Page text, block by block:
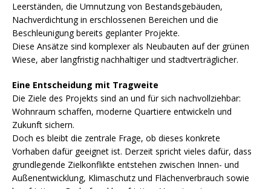
Leerständen, die Umnutzung von Bestandsgebäuden,
Nachverdichtung in erschlossenen Bereichen und die
Beschleunigung bereits geplanter Projekte.
Diese Ansätze sind komplexer als Neubauten auf der grünen
Wiese, aber langfristig nachhaltiger und stadtverträglicher.
Eine Entscheidung mit Tragweite
Die Ziele des Projekts sind an und für sich nachvollziehbar:
Wohnraum schaffen, moderne Quartiere entwickeln und
Zukunft sichern.
Doch es bleibt die zentrale Frage, ob dieses konkrete
Vorhaben dafür geeignet ist. Derzeit spricht vieles dafür, dass
grundlegende Zielkonflikte entstehen zwischen Innen- und
Außenentwicklung, Klimaschutz und Flächenverbrauch sowie